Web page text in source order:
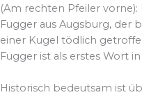
(Am rechten Pfeiler vorne):
Fugger aus Augsburg, der
einer Kugel tödlich
Fugger ist als erstes Wort
Historisch bedeutsam ist